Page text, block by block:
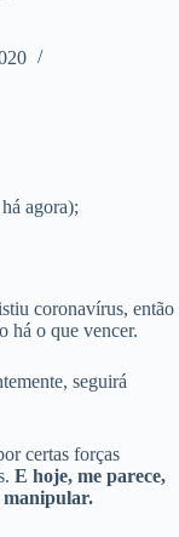
agora);
coronavírus, então
há o que vencer.
seguirá
certas forças
E hoje, me parece,
manipular.